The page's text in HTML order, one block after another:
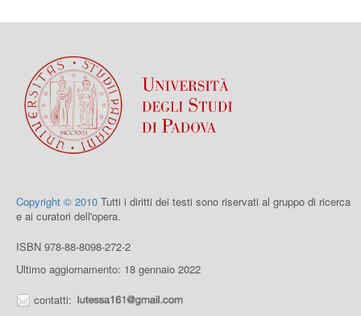
Copyright © 2010 Tutti i diritti dei testi sono riservati al gruppo di ricerca
e ai curatori dell'opera.
ISBN 978-88-8098-272-2
Ultimo aggiornamento: 18 gennaio 2022
contatti: